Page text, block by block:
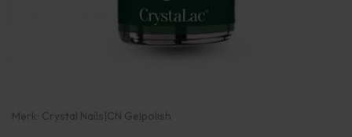
Merk: Crystal Nails|CN Gelpolish